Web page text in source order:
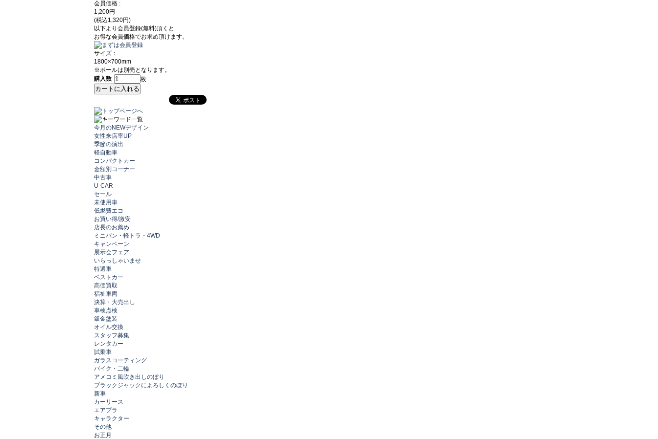
会員価格 :
1,200円
(税込1,320円)
以下より会員登録(無料)頂くと
お得な会員価格でお求め頂けます。
サイズ：
1800×700mm
※ポールは別売となります。
購入数
枚
今月のNEWデザイン
女性来店率UP
季節の演出
軽自動車
コンパクトカー
金額別コーナー
中古車
U-CAR
セール
未使用車
低燃費エコ
お買い得/激安
店長のお薦め
ミニバン・軽トラ・4WD
キャンペーン
展示会フェア
いらっしゃいませ
特選車
ベストカー
高価買取
福祉車両
決算・大売出し
車検点検
鈑金塗装
オイル交換
スタッフ募集
レンタカー
試乗車
ガラスコーティング
バイク・二輪
アメコミ風吹き出しのぼり
ブラックジャックによろしくのぼり
新車
カーリース
エアプラ
キャラクター
その他
お正月